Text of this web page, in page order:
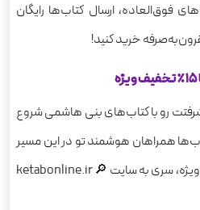
فوق‌العاده، ارسال کتاب‌ها رایگان
خرید کنید!
رو با کتاب‌های بنی هاشمی شروع
همراهان هوشمند تو در این مسیر
هستند. برای استفاده از تخفیف ویژه، سری به سایت 🔎 ketabonline.ir